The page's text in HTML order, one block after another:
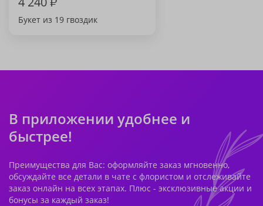
Букет из 19 гвоздик
В приложении удобнее и
быстрее!
Преимущества для Вас: оформляйте заказ мгновенно,
обсуждайте все детали в чате с флористом и отслеживайте
заказ онлайн на всех этапах. Плюс - эксклюзивные акции и
бонусы за каждый заказ!